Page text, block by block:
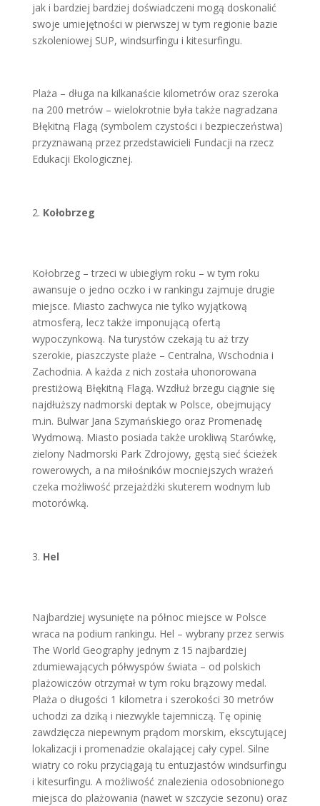
jak i bardziej bardziej doświadczeni mogą doskonalić
swoje umiejętności w pierwszej w tym regionie bazie
szkoleniowej SUP, windsurfingu i kitesurfingu.
Plaża – długa na kilkanaście kilometrów oraz szeroka
na 200 metrów – wielokrotnie była także nagradzana
Błękitną Flagą (symbolem czystości i bezpieczeństwa)
przyznawaną przez przedstawicieli Fundacji na rzecz
Edukacji Ekologicznej.
Kołobrzeg
Kołobrzeg – trzeci w ubiegłym roku – w tym roku
awansuje o jedno oczko i w rankingu zajmuje drugie
miejsce. Miasto zachwyca nie tylko wyjątkową
atmosferą, lecz także imponującą ofertą
wypoczynkową. Na turystów czekają tu aż trzy
szerokie, piaszczyste plaże – Centralna, Wschodnia i
Zachodnia. A każda z nich została uhonorowana
prestiżową Błękitną Flagą. Wzdłuż brzegu ciągnie się
najdłuższy nadmorski deptak w Polsce, obejmujący
m.in. Bulwar Jana Szymańskiego oraz Promenadę
Wydmową. Miasto posiada także urokliwą Starówkę,
zielony Nadmorski Park Zdrojowy, gęstą sieć ścieżek
rowerowych, a na miłośników mocniejszych wrażeń
czeka możliwość przejażdżki skuterem wodnym lub
motorówką.
Hel
Najbardziej wysunięte na północ miejsce w Polsce
wraca na podium rankingu. Hel – wybrany przez serwis
The World Geography jednym z 15 najbardziej
zdumiewających półwyspów świata – od polskich
plażowiczów otrzymał w tym roku brązowy medal.
Plaża o długości 1 kilometra i szerokości 30 metrów
uchodzi za dziką i niezwykle tajemniczą. Tę opinię
zawdzięcza niepewnym prądom morskim, ekscytującej
lokalizacji i promenadzie okalającej cały cypel. Silne
wiatry co roku przyciągają tu entuzjastów windsurfingu
i kitesurfingu. A możliwość znalezienia odosobnionego
miejsca do plażowania (nawet w szczycie sezonu) oraz